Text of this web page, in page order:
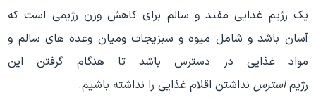
یک رژیم غذایی مفید و سالم برای کاهش وزن رژیمی است که
آسان باشد و شامل میوه و سبزیجات ومیان وعده های سالم و
مواد غذایی در دسترس باشد تا هنگام گرفتن این
رژیماسترس نداشتن اقلام غذایی را نداشته باشیم.